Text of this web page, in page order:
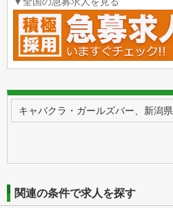
キャバクラ・ガールズバー、新潟県
関連の条件で求人を探す